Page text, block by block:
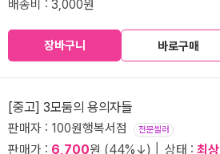
배송비 : 3,000원
장바구니 바로구매
[중고] 3모둠의 용의자들
판매자 : 100원행복서점 전문셀러
판매가 : 6,700원 (44%↓) │ 상태 : 최상